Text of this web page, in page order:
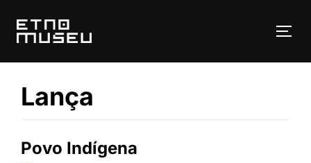
para
Lança
Povo Indígena